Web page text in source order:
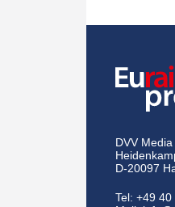
DVV
D-20097
Tel: +49 40